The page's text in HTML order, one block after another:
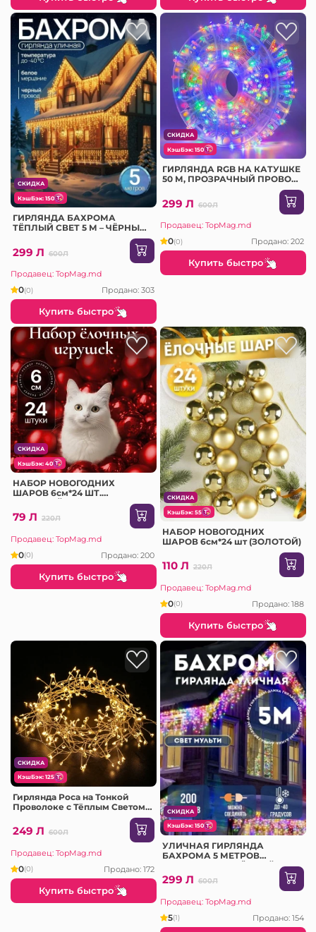
СКИДКА
КэшБэк: 150
ГИРЛЯНДА БАХРОМА
ТЁПЛЫЙ СВЕТ 5 М – ЧЁРНЫЙ
299 Л 600Л
Продавец: TopMag.md
0(0) Продано: 303
Купить быстро
СКИДКА
КэшБэк: 150
ГИРЛЯНДА RGB НА КАТУШКЕ
50 М, ПРОЗРАЧНЫЙ ПРОВОД
299 Л 600Л
Продавец: TopMag.md
0(0) Продано: 202
Купить быстро
СКИДКА
КэшБэк: 40
НАБОР НОВОГОДНИХ
ШАРОВ 6см*24 ШТ.
79 Л 220Л
Продавец: TopMag.md
0(0) Продано: 200
Купить быстро
СКИДКА
КэшБэк: 55
НАБОР НОВОГОДНИХ
ШАРОВ 6см*24 шт (ЗОЛОТОЙ)
110 Л 220Л
Продавец: TopMag.md
0(0) Продано: 188
Купить быстро
СКИДКА
КэшБэк: 125
Гирлянда Роса на Тонкой
Проволоке с Тёплым Светом,
249 Л 600Л
Продавец: TopMag.md
0(0) Продано: 172
Купить быстро
СКИДКА
КэшБэк: 150
УЛИЧНАЯ ГИРЛЯНДА
БАХРОМА 5 МЕТРОВ
ПРОВОД) (JF-17)
299 Л 600Л
Продавец: TopMag.md
5(1) Продано: 154